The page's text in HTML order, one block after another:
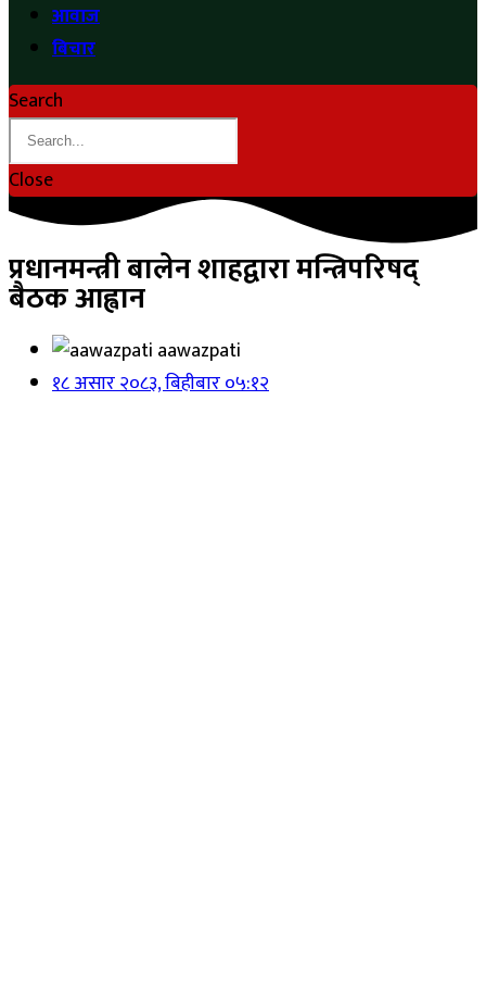
आवाज
बिचार
Search
Close
प्रधानमन्त्री बालेन शाहद्वारा मन्त्रिपरिषद्
बैठक आह्वान
aawazpati
१८ असार २०८३, बिहीबार ०५:१२